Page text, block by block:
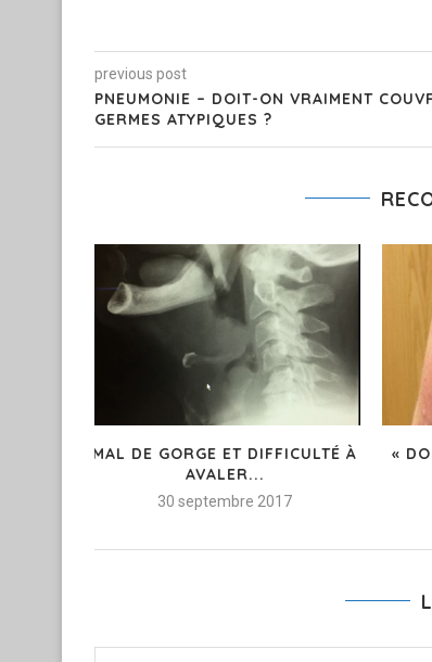
previous post
PNEUMONIE – DOIT-ON VRAIMENT
GERMES ATYPIQUES ?
MAL DE GORGE ET DIFFICULTÉ À
AVALER...
30 septembre 2017
«